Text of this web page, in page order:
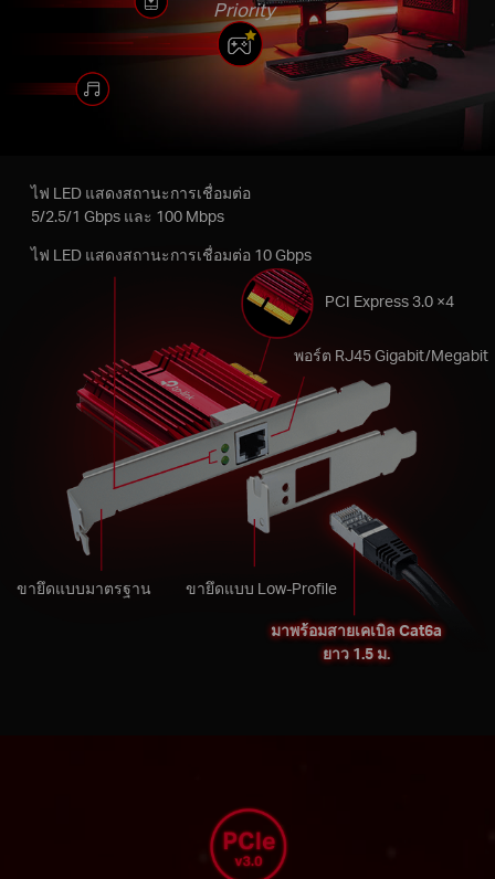
Priority
ไฟ LED แสดงสถานะการเชื่อมต่อ
5/2.5/1 Gbps และ 100 Mbps
ไฟ LED แสดงสถานะการเชื่อมต่อ 10 Gbps
PCI Express 3.0 ×4
พอร์ต RJ45 Gigabit/Megabit
ขายึดแบบมาตรฐาน ขายึดแบบ Low-Profile
มาพร้อมสายเคเบิล Cat6a
ยาว 1.5 ม.